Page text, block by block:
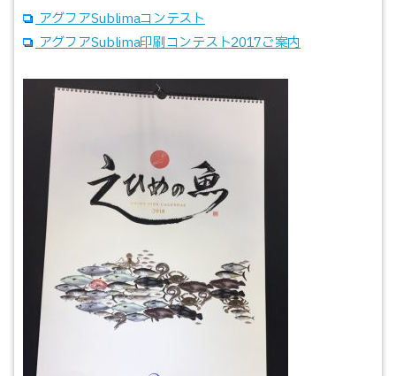
アグフアSublimaコンテスト
アグフアSublima印刷コンテスト2017ご案内